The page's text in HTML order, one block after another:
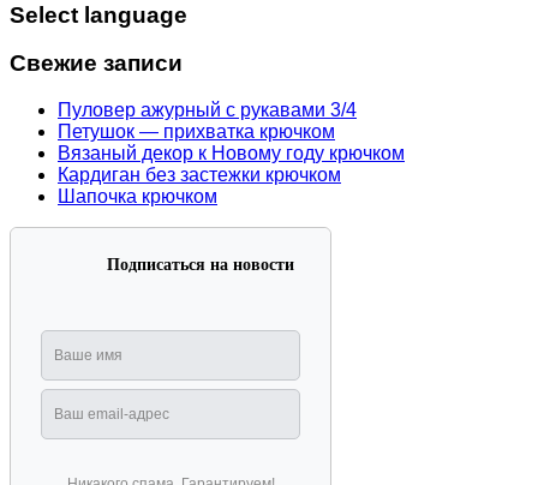
Select language
Свежие записи
Пуловер ажурный с рукавами 3/4
Петушок — прихватка крючком
Вязаный декор к Новому году крючком
Кардиган без застежки крючком
Шапочка крючком
Подписаться на новости